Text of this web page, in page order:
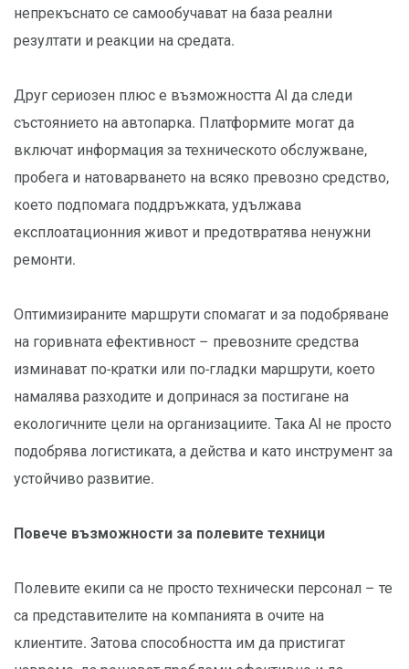
непрекъснато се самообучават на база реални
резултати и реакции на средата.
Друг сериозен плюс е възможността AI да следи
състоянието на автопарка. Платформите могат да
включат информация за техническото обслужване,
пробега и натоварването на всяко превозно средство,
което подпомага поддръжката, удължава
експлоатационния живот и предотвратява ненужни
ремонти.
Оптимизираните маршрути спомагат и за подобряване
на горивната ефективност – превозните средства
изминават по-кратки или по-гладки маршрути, което
намалява разходите и допринася за постигане на
екологичните цели на организациите. Така AI не просто
подобрява логистиката, а действа и като инструмент за
устойчиво развитие.
Повече възможности за полевите техници
Полевите екипи са не просто технически персонал – те
са представителите на компанията в очите на
клиентите. Затова способността им да пристигат